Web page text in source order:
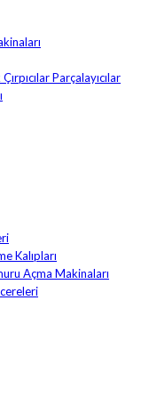
Parçalayıcılar
Kalıpları
Açma Makinaları